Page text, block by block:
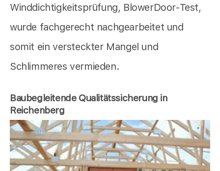
Winddichtigkeitsprüfung, BlowerDoor-Test,
wurde fachgerecht nachgearbeitet und
somit ein versteckter Mangel und
Schlimmeres vermieden.
Baubegleitende Qualitätssicherung in
Reichenberg